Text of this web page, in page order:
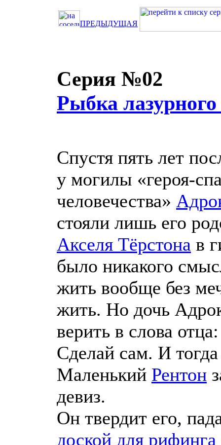
ПРЕДЫДУЩАЯ
Серия №02
Рыбка лазурного
Спустя пять лет
у могилы «героя-
человечества»
стояли лишь его
Акселя Тёрстона в
было никакого
жить вообще без
жить. Но дочь
верить в слова
Сделай сам. И
Маленький Рентон
девиз.
Он твердит его,
доской для рифинга